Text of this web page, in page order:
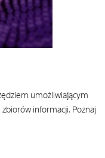
umożliwiającym
informacji. Poznaj